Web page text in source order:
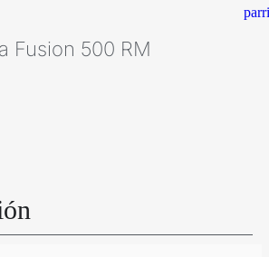
Fusion 500 RM